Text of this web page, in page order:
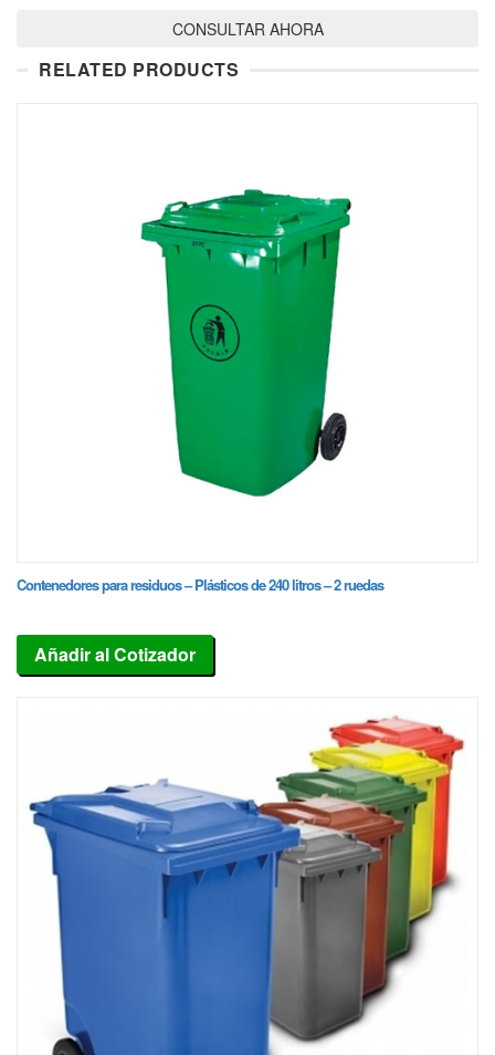
CONSULTAR AHORA
RELATED PRODUCTS
Contenedores para residuos – Plásticos de 240 litros – 2 ruedas
Añadir al Cotizador